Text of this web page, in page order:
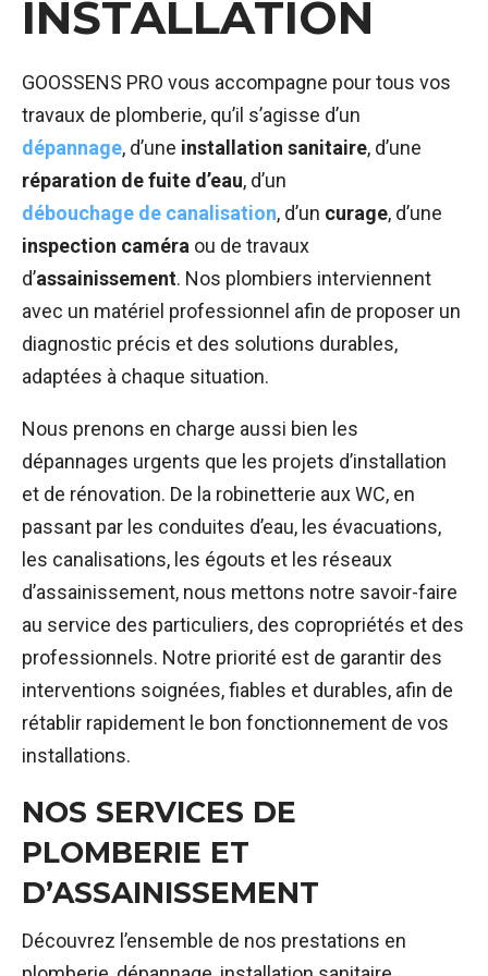
INSTALLATION
GOOSSENS PRO vous accompagne pour tous vos
travaux de plomberie, qu’il s’agisse d’un
dépannage, d’une installation sanitaire, d’une
réparation de fuite d’eau, d’un
débouchage de canalisation, d’un curage, d’une
inspection caméra ou de travaux
d’assainissement. Nos plombiers interviennent
avec un matériel professionnel afin de proposer un
diagnostic précis et des solutions durables,
adaptées à chaque situation.
Nous prenons en charge aussi bien les
dépannages urgents que les projets d’installation
et de rénovation. De la robinetterie aux WC, en
passant par les conduites d’eau, les évacuations,
les canalisations, les égouts et les réseaux
d’assainissement, nous mettons notre savoir-faire
au service des particuliers, des copropriétés et des
professionnels. Notre priorité est de garantir des
interventions soignées, fiables et durables, afin de
rétablir rapidement le bon fonctionnement de vos
installations.
NOS SERVICES DE
PLOMBERIE ET
D’ASSAINISSEMENT
Découvrez l’ensemble de nos prestations en